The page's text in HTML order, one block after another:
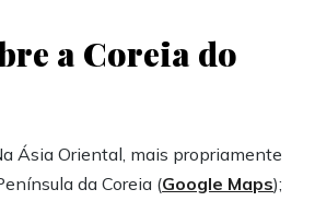
a Coreia do
Ásia Oriental, mais propriamente
da Coreia (Google Maps);